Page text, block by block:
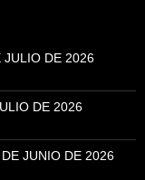
JULIO DE 2026
DE 2026
JUNIO DE 2026